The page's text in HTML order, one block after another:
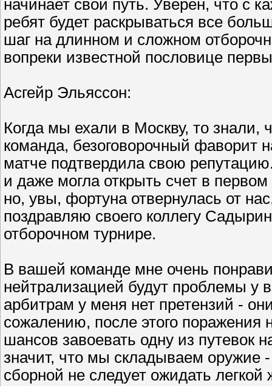
начинает свой путь. Уверен, что с
ребят будет раскрываться все
шаг на длинном и сложном
вопреки известной пословице
Асгейр Эльяссон:
Когда мы ехали в Москву, то знали,
команда, безоговорочный фаворит
матче подтвердила свою
и даже могла открыть счет в
но, увы, фортуна отвернулась от
поздравляю своего коллегу
отборочном турнире.
В вашей команде мне очень
нейтрализацией будут проблемы у
арбитрам у меня нет претензий -
сожалению, после этого
шансов завоевать одну из путевок
значит, что мы складываем оружие
сборной не следует ожидать легкой